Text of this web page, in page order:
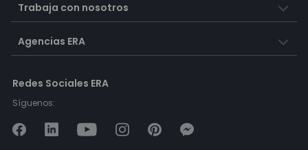
Trabaja con nosotros
Agencias ERA
Redes Sociales ERA
Síguenos: